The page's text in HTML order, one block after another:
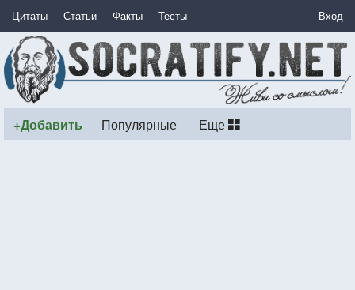
Цитаты Статьи Факты Тесты Вход
+Добавить Популярные Еще